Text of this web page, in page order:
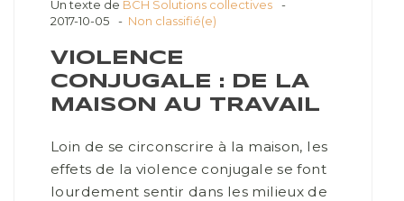
Un texte de BCH Solutions collectives
2017-10-05
Non classifié(e)
VIOLENCE
CONJUGALE : DE LA
MAISON AU TRAVAIL
Loin de se circonscrire à la maison, les
effets de la violence conjugale se font
lourdement sentir dans les milieux de